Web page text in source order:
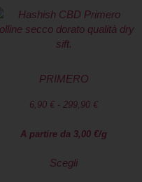
PRIMERO
6,90 € - 299,90 €
A partire da 3,00 €/g
Scegli